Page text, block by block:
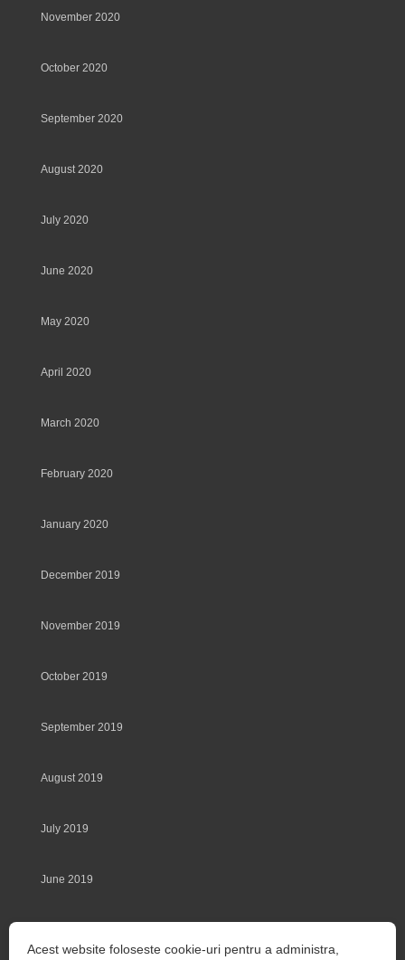
Acest website foloseste cookie-uri pentru a administra,
November 2020
October 2020
September 2020
August 2020
July 2020
June 2020
May 2020
April 2020
March 2020
February 2020
January 2020
December 2019
November 2019
October 2019
September 2019
August 2019
July 2019
June 2019